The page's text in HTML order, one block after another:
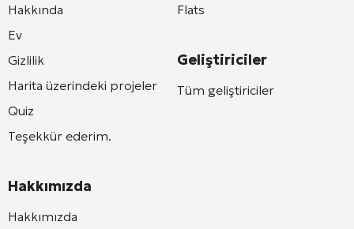
Hakkında
Ev
Gizlilik
Harita üzerindeki projeler
Quiz
Teşekkür ederim.
Hakkımızda
Hakkımızda
Flats
Geliştiriciler
Tüm geliştiriciler